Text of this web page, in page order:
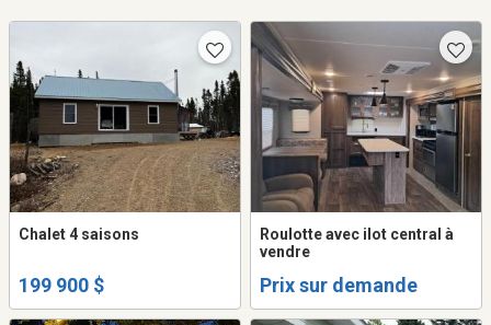
Chalet 4 saisons
199 900 $
Roulotte avec ilot central à
vendre
Prix sur demande